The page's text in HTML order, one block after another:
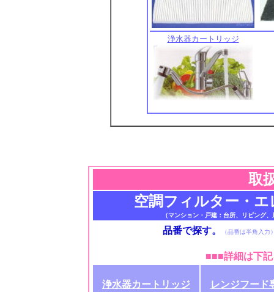
浄水器カートリッジ
取
空調フィルター・
（マンション・戸建：台所、リビング
品番で探す。 （品番は半角入力
■■■詳細は下
浄水器カートリッジ
レンジフード